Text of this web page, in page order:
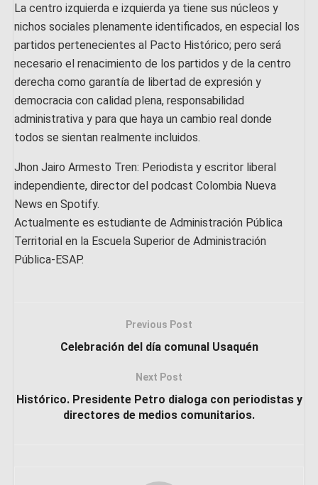
La centro izquierda e izquierda ya tiene sus núcleos y
nichos sociales plenamente identificados, en especial los
partidos pertenecientes al Pacto Histórico; pero será
necesario el renacimiento de los partidos y de la centro
derecha como garantía de libertad de expresión y
democracia con calidad plena, responsabilidad
administrativa y para que haya un cambio real donde
todos se sientan realmente incluidos.
Jhon Jairo Armesto Tren: Periodista y escritor liberal
independiente, director del podcast Colombia Nueva
News en Spotify.
Actualmente es estudiante de Administración Pública
Territorial en la Escuela Superior de Administración
Pública-ESAP.
Previous Post
Celebración del día comunal Usaquén
Next Post
Histórico. Presidente Petro dialoga con periodistas y
directores de medios comunitarios.